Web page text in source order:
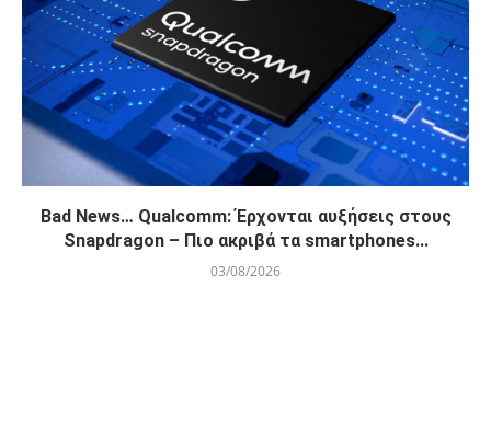
Bad News… Qualcomm: Έρχονται αυξήσεις στους
Snapdragon – Πιο ακριβά τα smartphones...
03/08/2026